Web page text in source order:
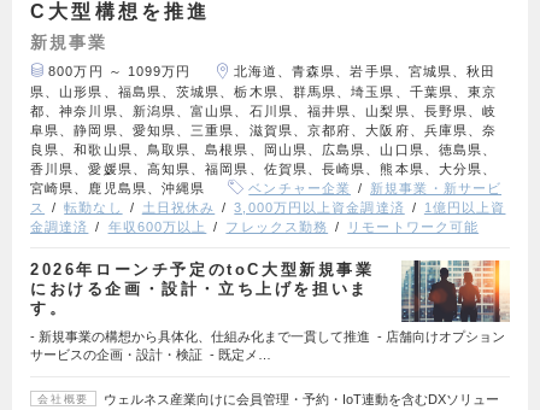
C大型構想を推進
新規事業
800万円 ～ 1099万円
北海道、青森県、岩手県、宮城県、秋田
県、山形県、福島県、茨城県、栃木県、群馬県、埼玉県、千葉県、東京
都、神奈川県、新潟県、富山県、石川県、福井県、山梨県、長野県、岐
阜県、静岡県、愛知県、三重県、滋賀県、京都府、大阪府、兵庫県、奈
良県、和歌山県、鳥取県、島根県、岡山県、広島県、山口県、徳島県、
香川県、愛媛県、高知県、福岡県、佐賀県、長崎県、熊本県、大分県、
宮崎県、鹿児島県、沖縄県
ベンチャー企業
新規事業・新サービ
ス
転勤なし 土日祝休み 3,000万円以上資金調達済
1億円以上資
金調達済
年収600万以上 フレックス勤務 リモートワーク可能
2026年ローンチ予定のtoC大型新規事業
における企画・設計・立ち上げを担いま
す。
- 新規事業の構想から具体化、仕組み化まで一貫して推進 - 店舗向けオプション
サービスの企画・設計・検証 - 既定メ…
会社概要
ウェルネス産業向けに会員管理・予約・IoT連動を含むDXソリュー